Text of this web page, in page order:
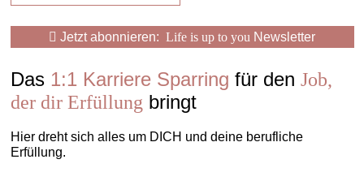
Jetzt abonnieren: Life is up to you Newsletter
Das 1:1 Karriere Sparring für den Job,
der dir Erfüllung bringt
Hier dreht sich alles um DICH und deine berufliche
Erfüllung.